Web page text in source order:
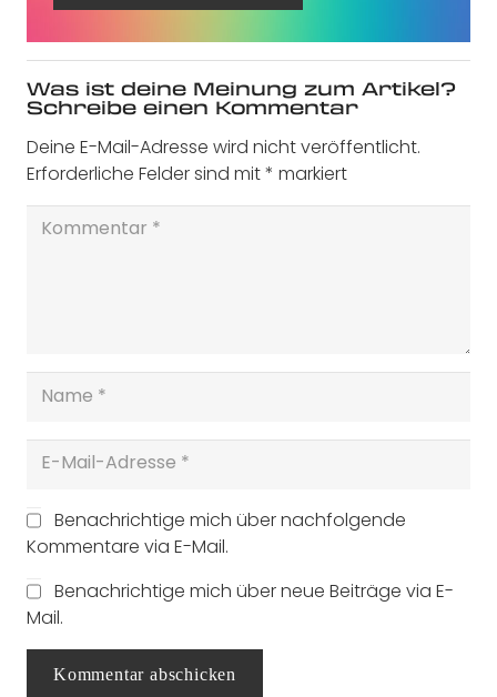
Was ist deine Meinung zum Artikel?
Schreibe einen Kommentar
Deine E-Mail-Adresse wird nicht veröffentlicht.
Erforderliche Felder sind mit* markiert
Benachrichtige mich über nachfolgende
Kommentare via E-Mail.
Benachrichtige mich über neue Beiträge via E-
Mail.
Kommentar abschicken